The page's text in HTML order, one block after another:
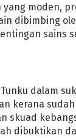
moden,
dibimbing
sains
dalam
kerana
skuad
dibuktikan